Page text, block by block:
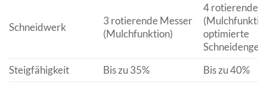
Schneidwerk
3 rotierende Messer
(Mulchfunktion)
4 rotierende
optimierte
Steigfähigkeit
Bis zu 35% Bis zu 40%